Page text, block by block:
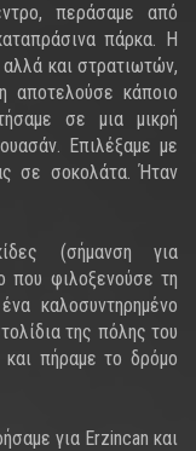
περάσαμε από
πάρκα. Η
και στρατιωτών,
κάποιο
σε μια μικρή
Επιλέξαμε με
σε σοκολάτα. Ήταν
(σήμανση για
που φιλοξενούσε τη
καλοσυντηρημένο
της πόλης του
πήραμε το δρόμο
για Erzincan και